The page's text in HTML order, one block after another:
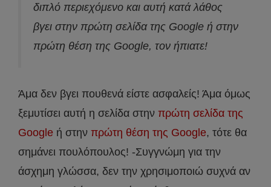
διπλό περιεχόμενο και αυτή κατά λάθος
βγει στην πρώτη σελίδα της Google ή στην
πρώτη θέση της Google, τον ήπιατε!
Άμα δεν βγει πουθενά είστε ασφαλείς! Άμα όμως
ξεμυτίσει αυτή η σελίδα στην πρώτη σελίδα της
Google ή στην πρώτη θέση της Google, τότε θα
σημάνει πουλόπουλος! -Συγγνώμη για την
άσχημη γλώσσα, δεν την χρησιμοποιώ συχνά αν